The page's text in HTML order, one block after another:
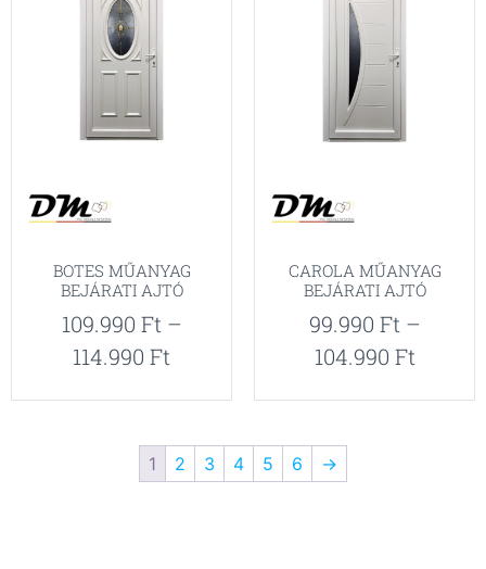
BOTES MŰANYAG
BEJÁRATI AJTÓ
109.990 Ft –
114.990 Ft
CAROLA MŰANYAG
BEJÁRATI AJTÓ
99.990 Ft –
104.990 Ft
1 2 3 4 5 6 →